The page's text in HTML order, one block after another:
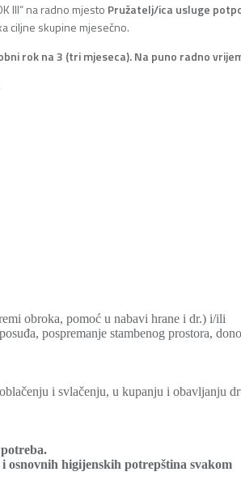
III“ na radno mjesto Pružatelj/ica usluge
ciljne skupine mjesečno.
rok na 3 (tri mjeseca). Na puno radno
obroka, pomoć u nabavi hrane i dr.) i/ili
pospremanje stambenog prostora,
i svlačenju, u kupanju i obavljanju
osnovnih higijenskih potrepština svakom